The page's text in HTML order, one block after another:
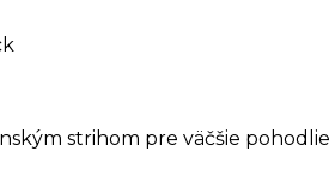
strihom pre väčšie pohodlie